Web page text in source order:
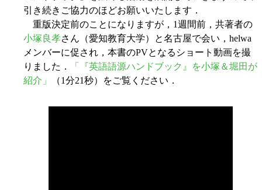
引き続きご協力のほどお願いいたします．
重版決定前のことになりますが，1週間前，共著者の
小塚良孝さん（愛知教育大学）と名古屋で会い，helwa
メンバーに促され，本書のPVとなるショート動画を撮
りました．
「『英語語源ハンドブック』を小塚＆堀田が
紹介」
（1分21秒）をご覧ください．